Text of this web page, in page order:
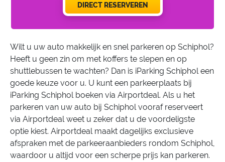
DIRECT RESERVEREN
Wilt u uw auto makkelijk en snel parkeren op Schiphol?
Heeft u geen zin om met koffers te slepen en op
shuttlebussen te wachten? Dan is iParking Schiphol een
goede keuze voor u. U kunt een parkeerplaats bij
iParking Schiphol boeken via Airportdeal. Als u het
parkeren van uw auto bij Schiphol vooraf reserveert
via Airportdeal weet u zeker dat u de voordeligste
optie kiest. Airportdeal maakt dagelijks exclusieve
afspraken met de parkeeraanbieders rondom Schiphol,
waardoor u altijd voor een scherpe prijs kan parkeren.